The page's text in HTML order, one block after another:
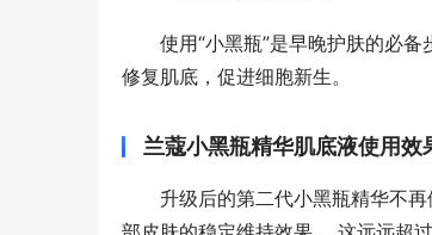
使用“小黑瓶”是早晚护肤的必
修复肌底，促进细胞新生。
兰蔻小黑瓶精华肌底液使用效
升级后的第二代小黑瓶精华不